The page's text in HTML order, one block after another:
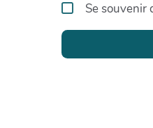
Se souvenir